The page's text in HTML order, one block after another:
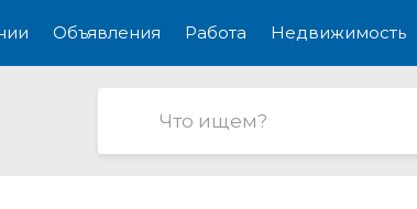
Объявления Работа Недвижимость